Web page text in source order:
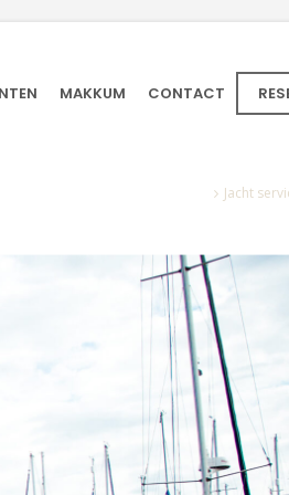
MAKKUM CONTACT
Jacht